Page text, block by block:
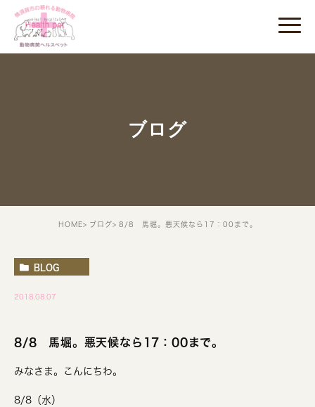
ブログ
HOME ブログ 8/8 馬堀。悪天候なら17：00まで。
BLOG
2018.08.07
8/8 馬堀。悪天候なら17：00まで。
みなさま。こんにちわ。
8/8（水）